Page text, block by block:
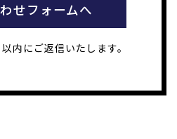
せフォームへ
内にご返信いたします。